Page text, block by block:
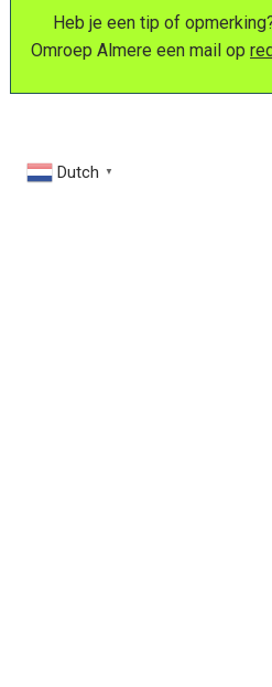
Heb je een tip of
Omroep Almere een mail op
Dutch ▼